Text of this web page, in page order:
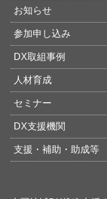
お知らせ
参加申し込み
DX取組事例
人材育成
セミナー
DX支援機関
支援・補助・助成等